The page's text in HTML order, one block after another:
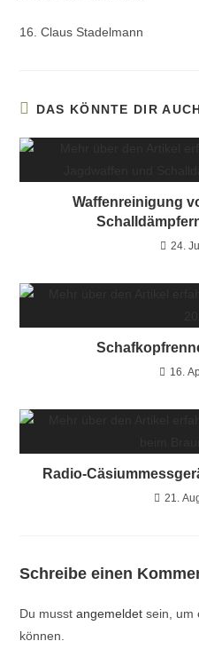
16. Claus Stadelmann
DAS KÖNNTE DIR
Waffenreinigung
24.
16.
Radio-
21.
Schreibe einen
Du musstangemeldet sein, um
können.